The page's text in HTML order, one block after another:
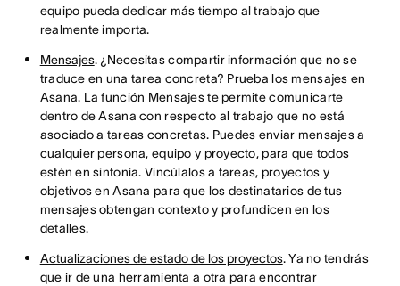
equipo pueda dedicar más tiempo al trabajo que
realmente importa.
Mensajes. ¿Necesitas compartir información que no se
traduce en una tarea concreta? Prueba los mensajes en
Asana. La función Mensajes te permite comunicarte
dentro de Asana con respecto al trabajo que no está
asociado a tareas concretas. Puedes enviar mensajes a
cualquier persona, equipo y proyecto, para que todos
estén en sintonía. Vincúlalos a tareas, proyectos y
objetivos en Asana para que los destinatarios de tus
mensajes obtengan contexto y profundicen en los
detalles.
Actualizaciones de estado de los proyectos. Ya no tendrás
que ir de una herramienta a otra para encontrar